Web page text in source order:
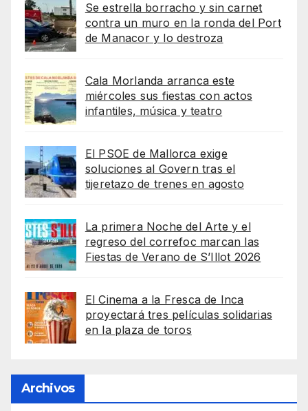
Se estrella borracho y sin carnet
contra un muro en la ronda del Port
de Manacor y lo destroza
Cala Morlanda arranca este
miércoles sus fiestas con actos
infantiles, música y teatro
El PSOE de Mallorca exige
soluciones al Govern tras el
tijeretazo de trenes en agosto
La primera Noche del Arte y el
regreso del correfoc marcan las
Fiestas de Verano de S’Illot 2026
El Cinema a la Fresca de Inca
proyectará tres películas solidarias
en la plaza de toros
Archivos